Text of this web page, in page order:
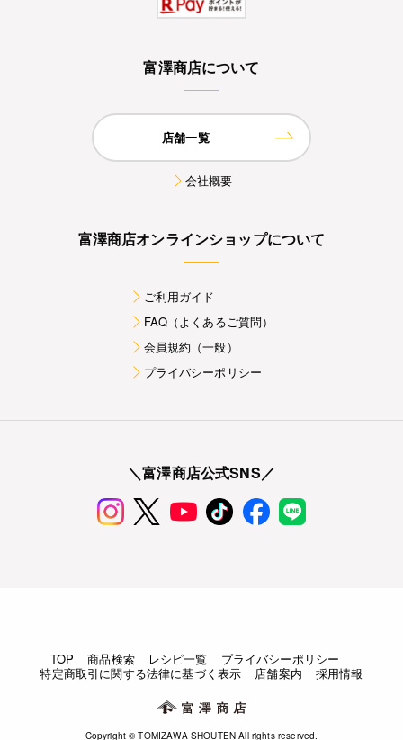
富澤商店について
店舗一覧
会社概要
富澤商店オンラインショップについて
ご利用ガイド
FAQ（よくあるご質問）
会員規約（一般）
プライバシーポリシー
＼富澤商店公式SNS／
TOP 商品検索 レシピ一覧
プライバシーポリシー
特定商取引に関する法律に基づく表示
店舗案内 採用情報
Copyright © TOMIZAWA SHOUTEN All rights reserved.